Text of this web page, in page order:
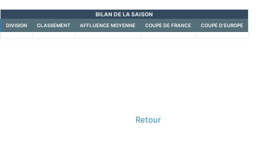
BILAN DE LA SAISON
DIVISION CLASSEMENT AFFLUENCE MOYENNE COUPE DE FRANCE COUPE D'EUROPE
Retour